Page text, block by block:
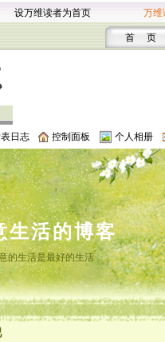
设万维读者为首页 万维
首 页
日志 控制面板 个人相册
生活的博客
的生活是最好的生活